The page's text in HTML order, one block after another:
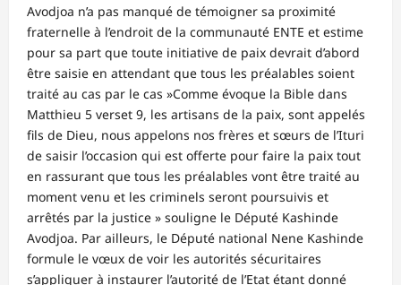
Avodjoa n’a pas manqué de témoigner sa proximité
fraternelle à l’endroit de la communauté ENTE et estime
pour sa part que toute initiative de paix devrait d’abord
être saisie en attendant que tous les préalables soient
traité au cas par le cas »Comme évoque la Bible dans
Matthieu 5 verset 9, les artisans de la paix, sont appelés
fils de Dieu, nous appelons nos frères et sœurs de l’Ituri
de saisir l’occasion qui est offerte pour faire la paix tout
en rassurant que tous les préalables vont être traité au
moment venu et les criminels seront poursuivis et
arrêtés par la justice » souligne le Député Kashinde
Avodjoa. Par ailleurs, le Député national Nene Kashinde
formule le vœux de voir les autorités sécuritaires
s’appliquer à instaurer l’autorité de l’Etat étant donné